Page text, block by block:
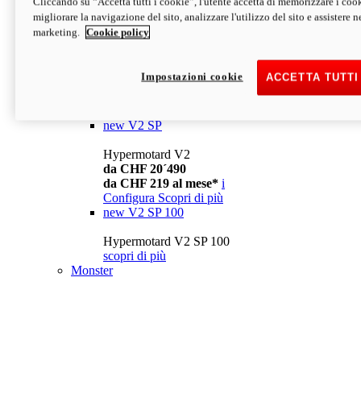
da CHF 13´990
Configura Scopri di più
newV2
da CHF 15´990
new V2 SP
Hypermotard V2
da CHF 20´490
da CHF 219 al mese* i
Configura Scopri di più
new V2 SP 100
Hypermotard V2 SP 100
scopri di più
Monster
migliorare la navigazione del sito, analizzare l'utilizzo del sito e assistere
marketing.
Cookie policy
ACCETTA
Impostazioni cookie